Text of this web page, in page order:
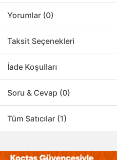
Yorumlar (0)
Taksit Seçenekleri
İade Koşulları
Soru & Cevap (0)
Tüm Satıcılar (1)